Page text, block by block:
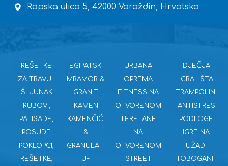
Rapska ulica 5, 42000 Varaždin, Hrvatska
REŠETKE
ZA TRAVU I
ŠLJUNAK
RUBOVI,
PALISADE,
POSUDE
POKLOPCI,
REŠETKE,
EGIPATSKI
MRAMOR &
GRANIT
KAMEN
KAMENČIĆI
&
GRANULATI
TUF -
URBANA
OPREMA
FITNESS NA
OTVORENOM
TERETANE
NA
OTVORENOM
STREET
DJEČJA
IGRALIŠTA
TRAMPOLINI
ANTISTRES
PODLOGE
IGRE NA
UŽADI
TOBOGANI I